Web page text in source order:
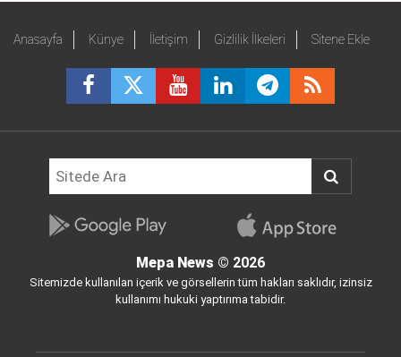
Anasayfa Künye İletişim Gizlilik İlkeleri Sitene Ekle
Mepa News © 2026
Sitemizde kullanılan içerik ve görsellerin tüm hakları saklıdır, izinsiz
kullanımı hukuki yaptırıma tabidir.